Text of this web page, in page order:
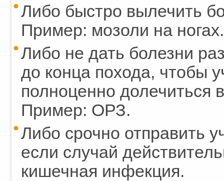
Либо быстро вылечить
Пример: мозоли на ногах.
Либо не дать болезни
до конца похода, чтобы
полноценно долечиться
Пример: ОРЗ.
Либо срочно отправить
если случай
кишечная инфекция.